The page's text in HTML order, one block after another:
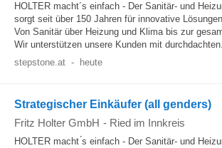
HOLTER macht´s einfach - Der Sanitär- und
sorgt seit über 150 Jahren für innovative
Von Sanitär über Heizung und Klima bis zur
Wir unterstützen unsere Kunden mit
stepstone.at - heute
Strategischer Einkäufer (all genders)
Fritz Holter GmbH - Ried im Innkreis
HOLTER macht ́s einfach - Der Sanitär- und